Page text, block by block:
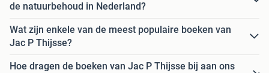
de natuurbehoud in Nederland?
Wat zijn enkele van de meest populaire boeken van
Jac P Thijsse?
Hoe dragen de boeken van Jac P Thijsse bij aan ons